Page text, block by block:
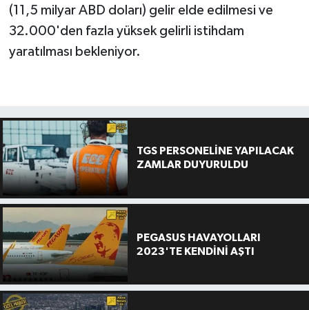
(11,5 milyar ABD doları) gelir elde edilmesi ve
32.000'den fazla yüksek gelirli istihdam
yaratılması bekleniyor.
TGS PERSONELİNE YAPILACAK
ZAMLAR DUYURULDU
PEGASUS HAVAYOLLARI
2023'TE KENDİNİ AŞTI